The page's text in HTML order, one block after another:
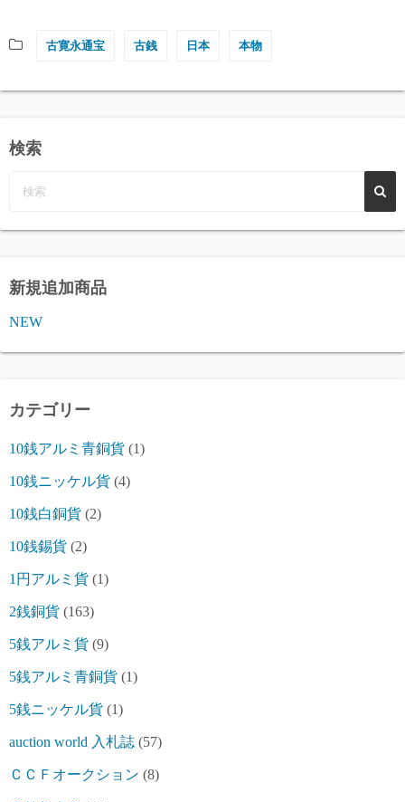
古寛永通宝 古銭 日本 本物
検索
新規追加商品
NEW
カテゴリー
10銭アルミ青銅貨 (1)
10銭ニッケル貨 (4)
10銭白銅貨 (2)
10銭錫貨 (2)
1円アルミ貨 (1)
2銭銅貨 (163)
5銭アルミ貨 (9)
5銭アルミ青銅貨 (1)
5銭ニッケル貨 (1)
auction world 入札誌 (57)
ＣＣＦオークション (8)